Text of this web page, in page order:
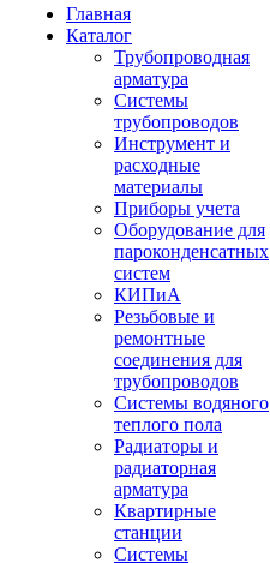
Главная
Каталог
Трубопроводная
арматура
Системы
трубопроводов
Инструмент и
расходные
материалы
Приборы учета
Оборудование для
пароконденсатных
систем
КИПиА
Резьбовые и
ремонтные
соединения для
трубопроводов
Системы водяного
теплого пола
Радиаторы и
радиаторная
арматура
Квартирные
станции
Системы